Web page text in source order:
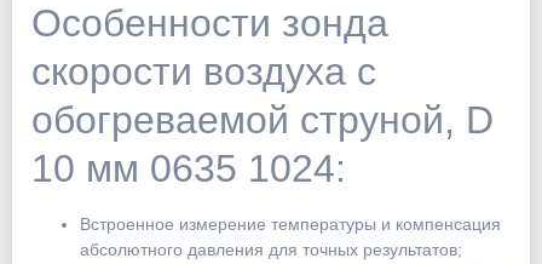
Особенности зонда
скорости воздуха с
обогреваемой струной, D
10 мм 0635 1024:
Встроенное измерение температуры и компенсация
абсолютного давления для точных результатов;